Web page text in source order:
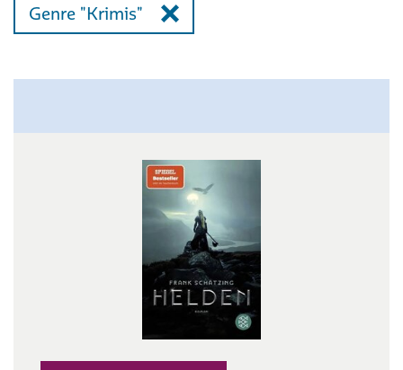
Genre "Krimis"